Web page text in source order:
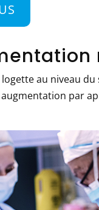
au niveau
par